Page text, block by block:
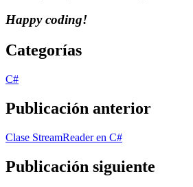
Happy coding!
Categorías
C#
Publicación anterior
Clase StreamReader en C#
Publicación siguiente